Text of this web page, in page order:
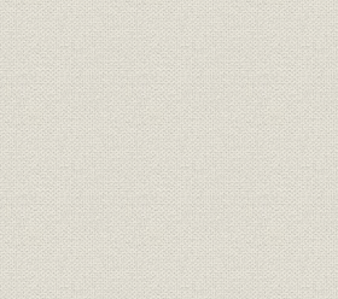
のプレゼンスの高まり
自立化
の広がりとオセアニア地域
の合弁進出
フリカ・中近東地域
の開発・販売強化